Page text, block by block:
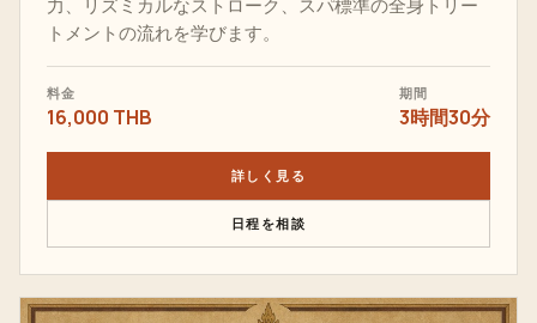
力、リズミカルなストローク、スパ標準の全身トリー
トメントの流れを学びます。
料金
16,000 THB
期間
3時間30分
詳しく見る
日程を相談